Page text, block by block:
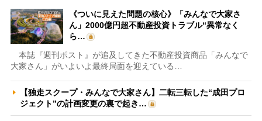
《ついに見えた問題の核心》「みんなで大家さ
ん」2000億円超不動産投資トラブル“異常なく
ら…
本誌『週刊ポスト』が追及してきた不動産投資商品「みんなで
大家さん」がいよいよ最終局面を迎えている…
【独走スクープ・みんなで大家さん】二転三転した“成田プロ
ジェクト”の計画変更の裏で起き…